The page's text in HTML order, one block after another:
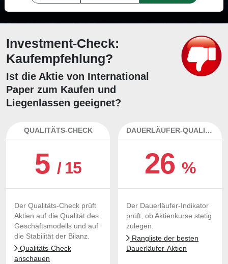
Investment-Check:
Kaufempfehlung?
Ist die Aktie von International
Paper zum Kaufen und
Liegenlassen geeignet?
QUALITÄTS-CHECK
5/ 15
Der Qualitäts-Check prüft
Aktien auf die Qualität des
Geschäftsmodells und auf
die Stabilität der Bilanz.
Qualitäts-Check
anschauen
DAUERLÄUFER-QUALITÄTEN
26%
Der Dauerläufer-Indikator
prüft, ob Aktienkurse stetig
zulegen.
Rangliste der besten
Dauerläufer-Aktien